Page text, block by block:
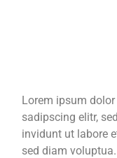
Lorem ipsum
sadipscing elitr,
invidunt ut labore
sed diam